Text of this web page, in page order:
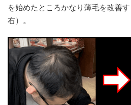
を始めたところかなり薄毛を改善
右）。